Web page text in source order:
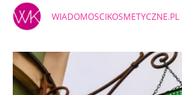
WIADOMOSCIKOSMETYCZNE.PL